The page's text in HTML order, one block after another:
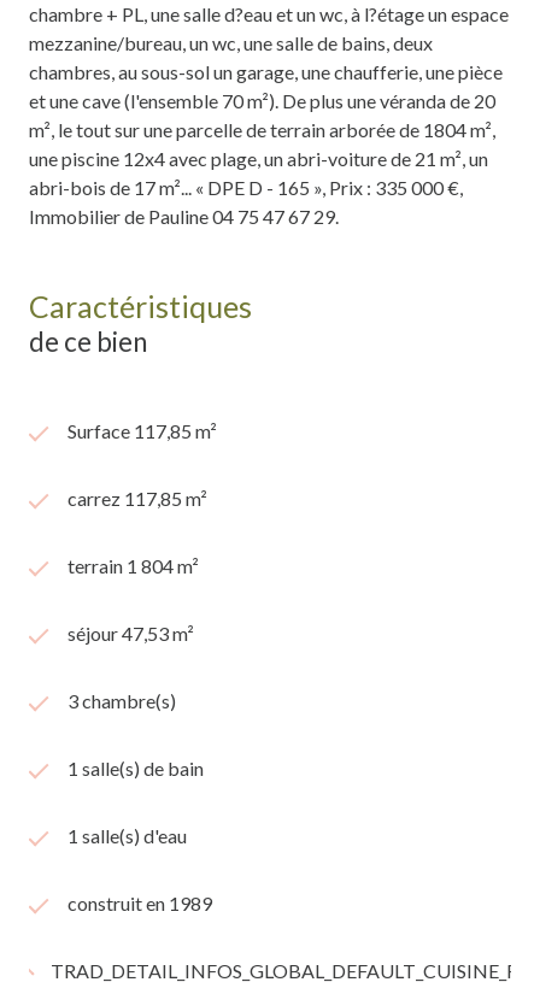
chambre + PL, une salle d?eau et un wc, à l?étage un espace
mezzanine/bureau, un wc, une salle de bains, deux
chambres, au sous-sol un garage, une chaufferie, une pièce
et une cave (l'ensemble 70 m²). De plus une véranda de 20
m², le tout sur une parcelle de terrain arborée de 1804 m²,
une piscine 12x4 avec plage, un abri-voiture de 21 m², un
abri-bois de 17 m²... « DPE D - 165 », Prix : 335 000 €,
Immobilier de Pauline 04 75 47 67 29.
Caractéristiques
de ce bien
Surface 117,85 m²
carrez 117,85 m²
terrain 1 804 m²
séjour 47,53 m²
3 chambre(s)
1 salle(s) de bain
1 salle(s) d'eau
construit en 1989